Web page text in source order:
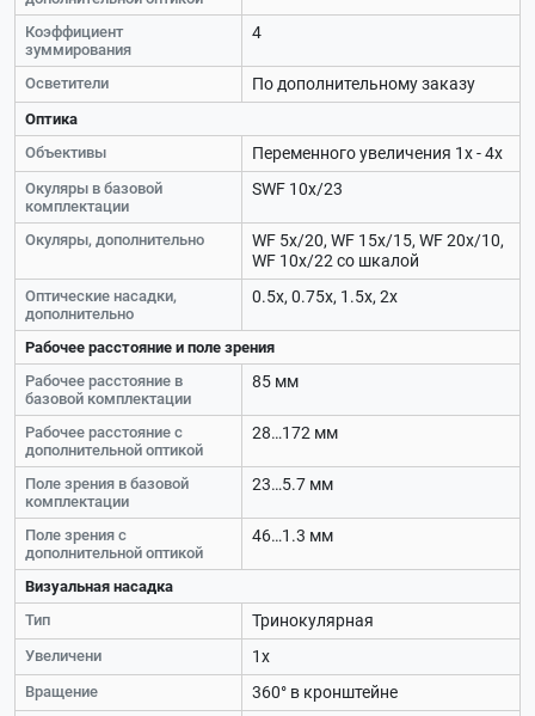
Коэффициент
зуммирования
4
Осветители По дополнительному заказу
Оптика
Объективы
Переменного увеличения 1х - 4х
Окуляры в базовой
комплектации
SWF 10х/23
Окуляры, дополнительно
WF 5х/20, WF 15х/15, WF 20х/10,
WF 10х/22 со шкалой
Оптические насадки,
дополнительно
0.5х, 0.75х, 1.5х, 2х
Рабочее расстояние и поле зрения
Рабочее расстояние в
базовой комплектации
85 мм
Рабочее расстояние с
дополнительной оптикой
28…172 мм
Поле зрения в базовой
комплектации
23…5.7 мм
Поле зрения с
дополнительной оптикой
46…1.3 мм
Визуальная насадка
Тип
Тринокулярная
Увеличени 1х
Вращение 360° в кронштейне